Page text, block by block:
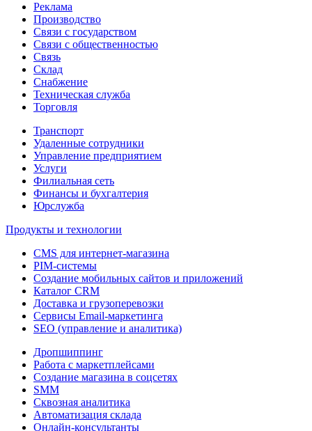
Реклама
Производство
Связи с государством
Связи с общественностью
Связь
Склад
Снабжение
Техническая служба
Торговля
Транспорт
Удаленные сотрудники
Управление предприятием
Услуги
Филиальная сеть
Финансы и бухгалтерия
Юрслужба
Продукты и технологии
CMS для интернет-магазина
PIM-системы
Создание мобильных сайтов и приложений
Каталог CRM
Доставка и грузоперевозки
Сервисы Email-маркетинга
SEO (управление и аналитика)
Дропшиппинг
Работа с маркетплейсами
Создание магазина в соцсетях
SMM
Сквозная аналитика
Автоматизация склада
Онлайн-консультанты